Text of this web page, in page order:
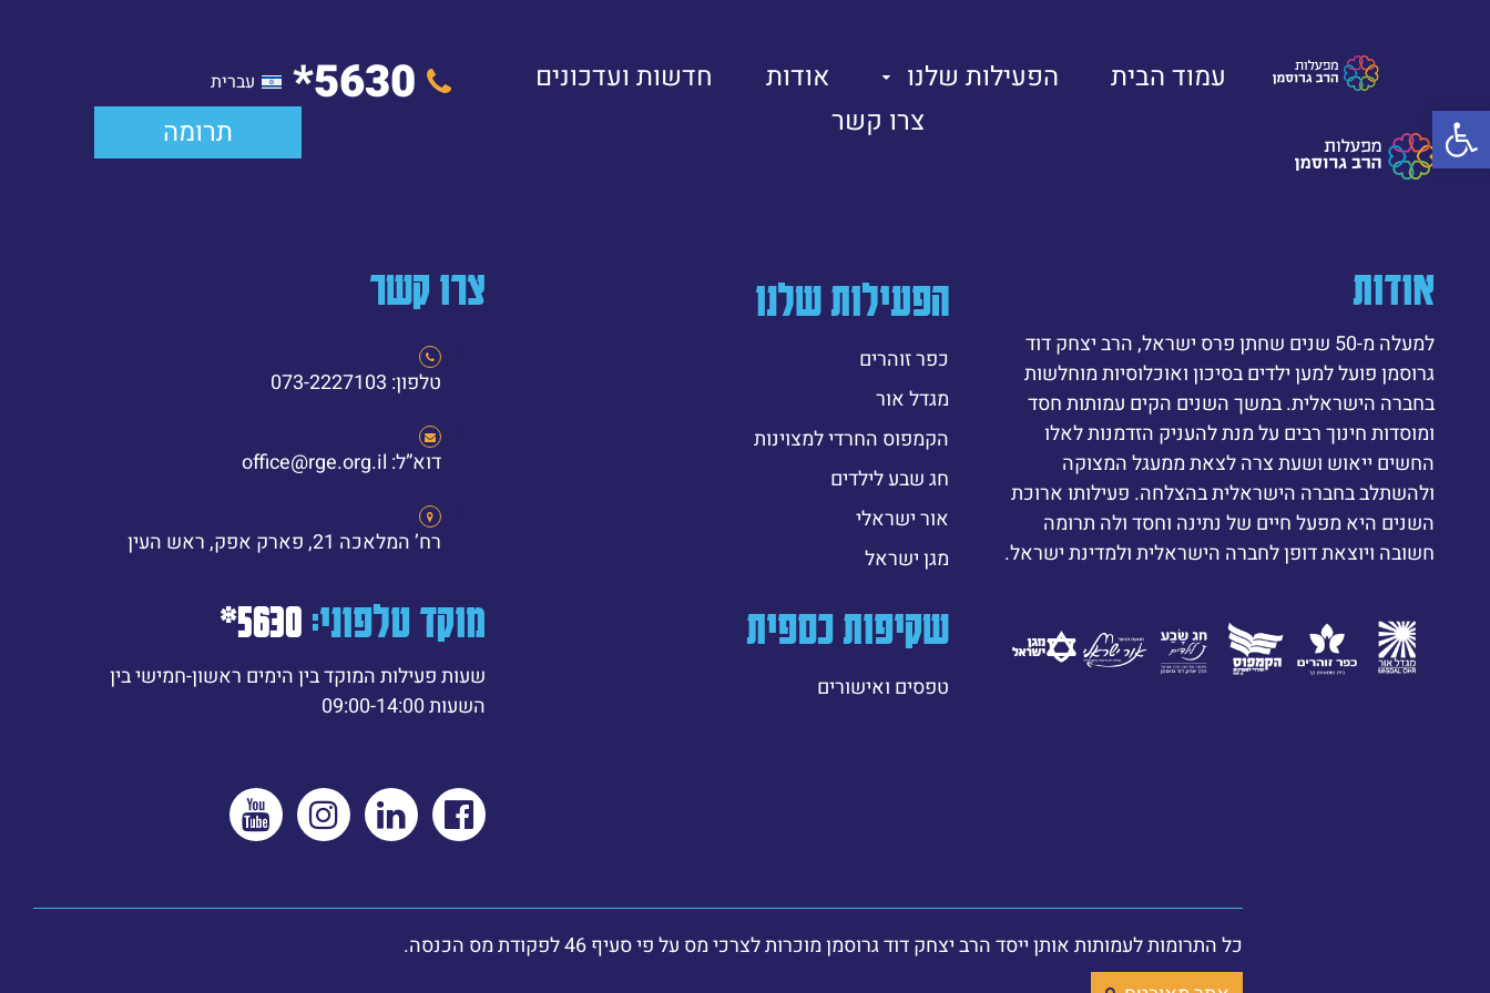
פתח סרגל נגישות
עמוד הבית הפעילות שלנו אודות
חדשות ועדכונים
צרו קשר
5630* עברית
תרומה
אודות
למעלה מ-50 שנים שחתן פרס ישראל, הרב יצחק דוד
גרוסמן פועל למען ילדים בסיכון ואוכלוסיות מוחלשות
בחברה הישראלית. במשך השנים הקים עמותות חסד
ומוסדות חינוך רבים על מנת להעניק הזדמנות לאלו
החשים ייאוש ושעת צרה לצאת ממעגל המצוקה
ולהשתלב בחברה הישראלית בהצלחה. פעילותו ארוכת
השנים היא מפעל חיים של נתינה וחסד ולה תרומה
חשובה ויוצאת דופן לחברה הישראלית ולמדינת ישראל.
הפעילות שלנו
כפר זוהרים
מגדל אור
הקמפוס החרדי למצוינות
חג שבע לילדים
אור ישראלי
מגן ישראל
שקיפות כספית
טפסים ואישורים
צרו קשר
טלפון: 073-2227103
דוא”ל: office@rge.org.il
רח’ המלאכה 21, פארק אפק, ראש העין
מוקד טלפוני: 5630*
שעות פעילות המוקד בין הימים ראשון-חמישי בין
השעות 09:00-14:00
כל התרומות לעמותות אותן ייסד הרב יצחק דוד גרוסמן מוכרות לצרכי מס על פי סעיף 46 לפקודת מס הכנסה.